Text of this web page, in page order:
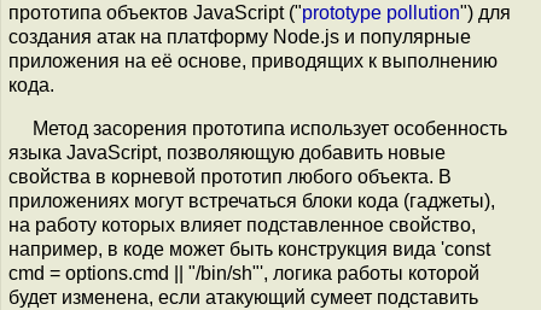
прототипа объектов JavaScript ("prototype pollution") для
создания атак на платформу Node.js и популярные
приложения на её основе, приводящих к выполнению
кода.
Метод засорения прототипа использует особенность
языка JavaScript, позволяющую добавить новые
свойства в корневой прототип любого объекта. В
приложениях могут встречаться блоки кода (гаджеты),
на работу которых влияет подставленное свойство,
например, в коде может быть конструкция вида 'const
cmd = options.cmd || "/bin/sh"', логика работы которой
будет изменена, если атакующий сумеет подставить